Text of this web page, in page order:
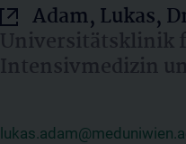
Adam, Lukas,
Universitätsklinik
Intensivmedizin